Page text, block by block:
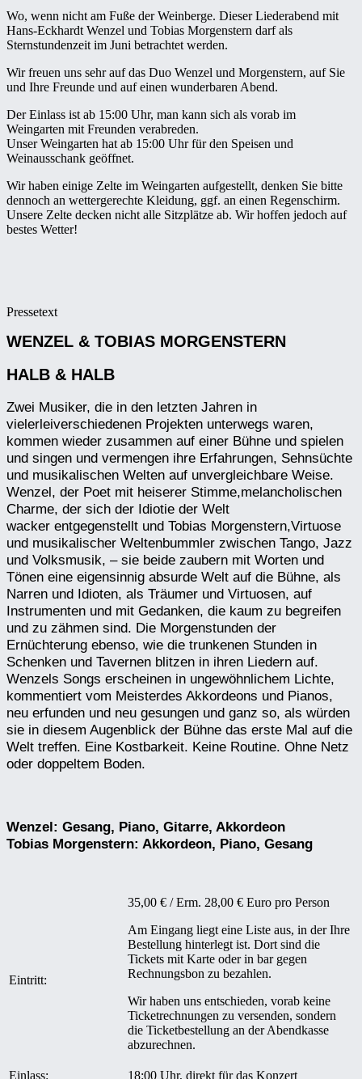
Wo, wenn nicht am Fuße der Weinberge. Dieser Liederabend mit
Hans-Eckhardt Wenzel und Tobias Morgenstern darf als
Sternstundenzeit im Juni betrachtet werden.
Wir freuen uns sehr auf das Duo Wenzel und Morgenstern, auf Sie
und Ihre Freunde und auf einen wunderbaren Abend.
Der Einlass ist ab 15:00 Uhr, man kann sich als vorab im
Weingarten mit Freunden verabreden.
Unser Weingarten hat ab 15:00 Uhr für den Speisen und
Weinausschank geöffnet.
Wir haben einige Zelte im Weingarten aufgestellt, denken Sie bitte
dennoch an wettergerechte Kleidung, ggf. an einen Regenschirm.
Unsere Zelte decken nicht alle Sitzplätze ab. Wir hoffen jedoch auf
bestes Wetter!
Pressetext
WENZEL & TOBIAS MORGENSTERN
HALB & HALB
Zwei Musiker, die in den letzten Jahren in
vielerleiverschiedenen Projekten unterwegs waren,
kommen wieder zusammen auf einer Bühne und spielen
und singen und vermengen ihre Erfahrungen, Sehnsüchte
und musikalischen Welten auf unvergleichbare Weise.
Wenzel, der Poet mit heiserer Stimme,melancholischen
Charme, der sich der Idiotie der Welt
wacker entgegenstellt und Tobias Morgenstern,Virtuose
und musikalischer Weltenbummler zwischen Tango, Jazz
und Volksmusik, – sie beide zaubern mit Worten und
Tönen eine eigensinnig absurde Welt auf die Bühne, als
Narren und Idioten, als Träumer und Virtuosen, auf
Instrumenten und mit Gedanken, die kaum zu begreifen
und zu zähmen sind. Die Morgenstunden der
Ernüchterung ebenso, wie die trunkenen Stunden in
Schenken und Tavernen blitzen in ihren Liedern auf.
Wenzels Songs erscheinen in ungewöhnlichem Lichte,
kommentiert vom Meisterdes Akkordeons und Pianos,
neu erfunden und neu gesungen und ganz so, als würden
sie in diesem Augenblick der Bühne das erste Mal auf die
Welt treffen. Eine Kostbarkeit. Keine Routine. Ohne Netz
oder doppeltem Boden.
Wenzel: Gesang, Piano, Gitarre, Akkordeon
Tobias Morgenstern: Akkordeon, Piano, Gesang
Eintritt:
35,00 € / Erm. 28,00 € Euro pro Person
Am Eingang liegt eine Liste aus, in der Ihre
Bestellung hinterlegt ist. Dort sind die
Tickets mit Karte oder in bar gegen
Rechnungsbon zu bezahlen.
Wir haben uns entschieden, vorab keine
Ticketrechnungen zu versenden, sondern
die Ticketbestellung an der Abendkasse
abzurechnen.
Einlass: 18:00 Uhr, direkt für das Konzert